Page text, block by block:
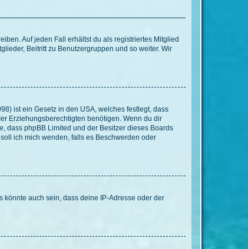
Auf jeden Fall erhältst du als registriertes Mitglied
Beitritt zu Benutzergruppen und so weiter. Wir
ist ein Gesetz in den USA, welches festlegt, dass
Erziehungsberechtigten benötigen. Wenn du dir
dass phpBB Limited und der Besitzer dieses Boards
ich mich wenden, falls es Beschwerden oder
auch sein, dass deine IP-Adresse oder der